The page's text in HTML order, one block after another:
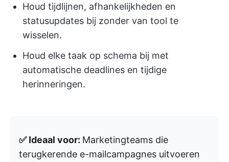
Houd tijdlijnen, afhankelijkheden en
statusupdates bij zonder van tool te
wisselen.
Houd elke taak op schema bij met
automatische deadlines en tijdige
herinneringen.
✅ Ideaal voor: Marketingteams die
terugkerende e-mailcampagnes uitvoeren